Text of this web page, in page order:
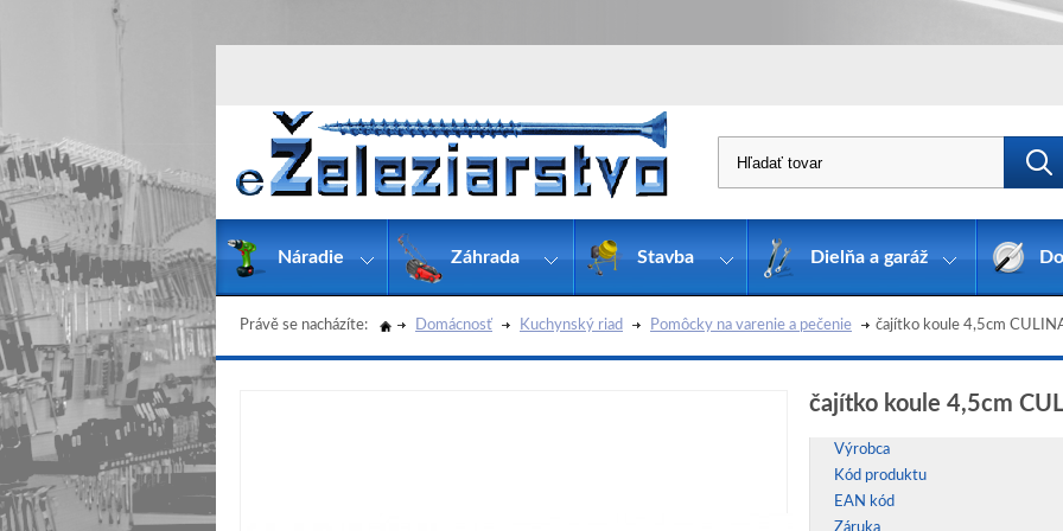
Právě se nacházíte: Domácnosť Kuchynský riad Pomôcky na varenie a pečenie čajítko koule 4,5cm
čajítko koule 4,5cm
Výrobca
Kód produktu
EAN kód
Náradie Záhrada Stavba Dielňa a garáž